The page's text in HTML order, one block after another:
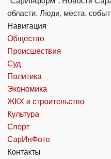
области. Люди, места,
Навигация
Общество
Происшествия
Суд
Политика
Экономика
ЖКХ и строительство
Культура
Спорт
СарИнФото
Контакты